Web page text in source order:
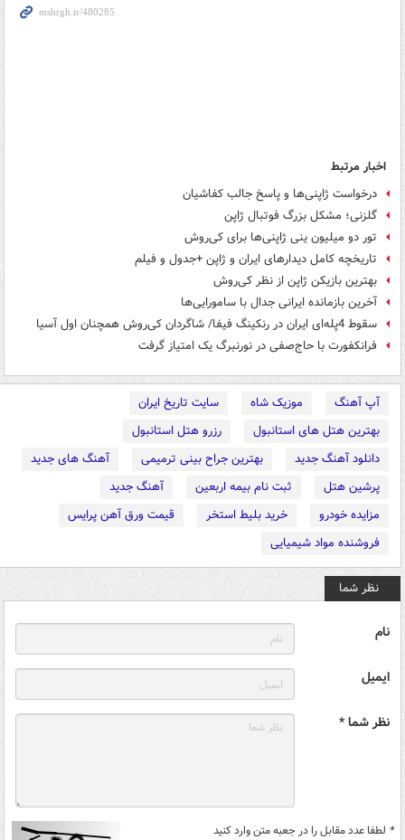
اخبار مرتبط
درخواست ژاپنی‌ها و پاسخ جالب کفاشیان
گلزنی؛ مشکل بزرگ فوتبال ژاپن
تور دو میلیون ینی ژاپنی‌ها برای کی‌روش
تاریخچه کامل دیدارهای ایران و ژاپن +جدول و فیلم
بهترین بازیکن ژاپن از نظر کی‌روش
آخرین بازمانده ایرانی جدال با سامورایی‌ها
سقوط 4پله‌ای ایران در رنکینگ فیفا/ شاگردان کی‌روش همچنان اول آسیا
فرانکفورت با حاج‌صفی در نورنبرگ یک امتیاز گرفت
آپ آهنگ موزیک شاه
سایت تاریخ ایران
بهترین هتل های استانبول
رزرو هتل استانبول
دانلود آهنگ جدید
بهترین جراح بینی ترمیمی
آهنگ های جدید
پرشین هتل
ثبت نام بیمه اربعین
آهنگ جدید
مزایده خودرو
خرید بلیط استخر
قیمت ورق آهن پرایس
فروشنده مواد شیمیایی
نظر شما
نام
ایمیل
نظر شما *
* لطفا عدد مقابل را در جعبه متن وارد کنید